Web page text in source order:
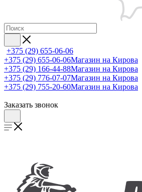
+375 (29) 655-06-06
+375 (29) 655-06-06Магазин на Кирова
+375 (29) 166-44-88Магазин на Кирова
+375 (29) 776-07-07Магазин на Кирова
+375 (29) 755-20-60Магазин на Кирова
Заказать звонок